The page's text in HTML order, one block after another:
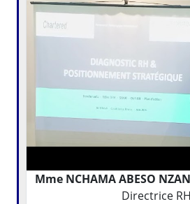
Mme NCHAMA ABESO
Directrice RH